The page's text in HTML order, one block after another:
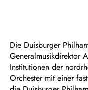
Die Duisburger
Generalmusikdirektor
Institutionen der
Orchester mit einer